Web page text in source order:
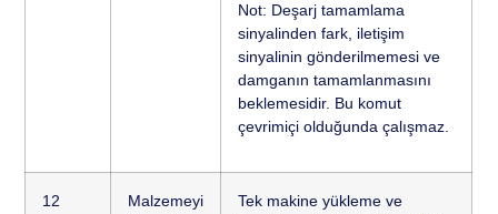
Not: Deşarj tamamlama
sinyalinden fark, iletişim
sinyalinin gönderilmemesi ve
damganın tamamlanmasını
beklemesidir. Bu komut
çevrimiçi olduğunda çalışmaz.
12
Malzemeyi
Tek makine yükleme ve